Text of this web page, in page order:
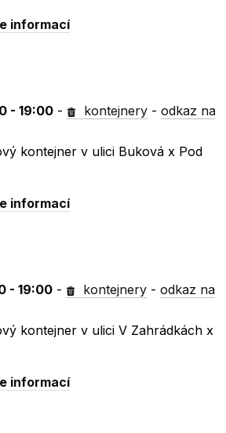
informací
- 19:00 - kontejnery -odkaz na
kontejner v ulici Buková x Pod
informací
- 19:00 - kontejnery -odkaz na
kontejner v ulici V Zahrádkách x
informací